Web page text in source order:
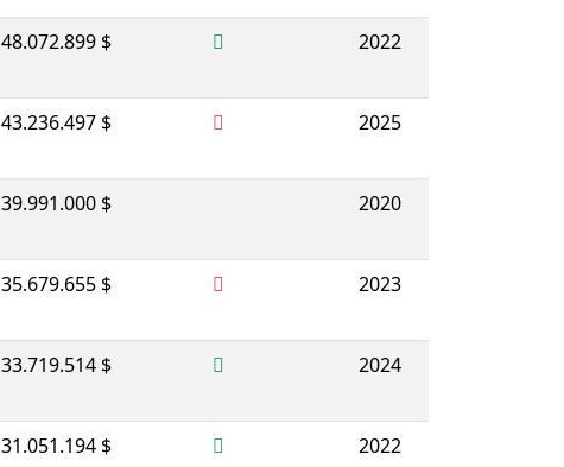
48.072.899 $ 2022
43.236.497 $ 2025
39.991.000 $ 2020
35.679.655 $ 2023
33.719.514 $ 2024
31.051.194 $ 2022